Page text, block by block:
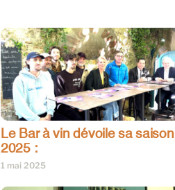
Le Bar à vin dévoile sa saison
2025 :
1 mai 2025